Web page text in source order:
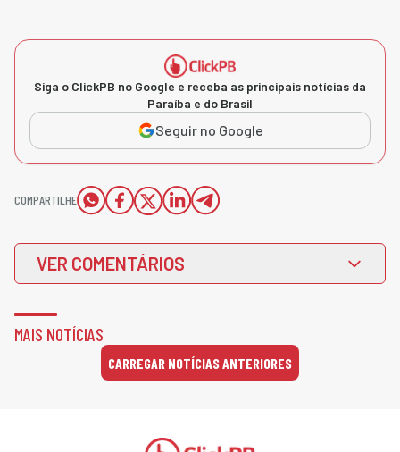
Siga o ClickPB no Google e receba as principais notícias da
Paraíba e do Brasil
Seguir no Google
COMPARTILHE
VER COMENTÁRIOS
MAIS NOTÍCIAS
CARREGAR NOTÍCIAS ANTERIORES